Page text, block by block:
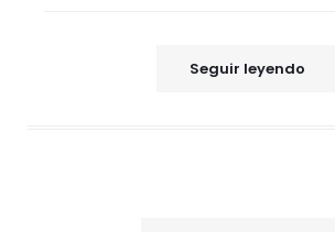
Seguir leyendo